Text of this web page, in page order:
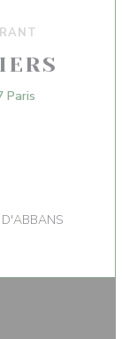
Paris((opent in een
D'ABBANS